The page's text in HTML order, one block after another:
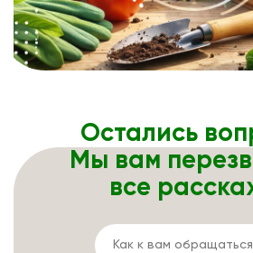
Остались
Мы вам
все